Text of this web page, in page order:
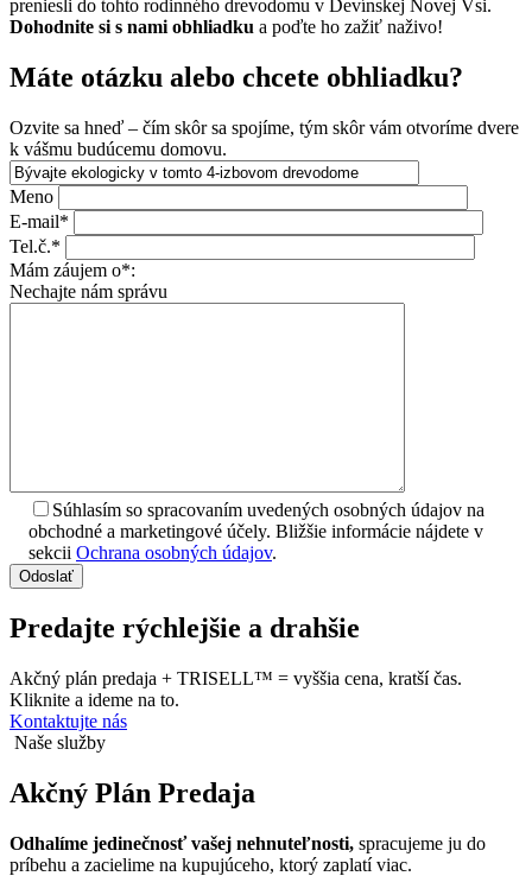
preniesli do tohto rodinného drevodomu v Devínskej Novej Vsi.
Dohodnite si s nami obhliadku a poďte ho zažiť naživo!
Máte otázku alebo chcete obhliadku?
Ozvite sa hneď – čím skôr sa spojíme, tým skôr vám otvoríme dvere
k vášmu budúcemu domovu.
Meno
E-mail*
Tel.č.*
Mám záujem o*:
Nechajte nám správu
Súhlasím so spracovaním uvedených osobných údajov na
obchodné a marketingové účely. Bližšie informácie nájdete v
sekcii Ochrana osobných údajov.
Odoslať
Predajte rýchlejšie a drahšie
Akčný plán predaja + TRISELL™ = vyššia cena, kratší čas.
Kliknite a ideme na to.
Kontaktujte nás
Naše služby
Akčný Plán Predaja
Odhalíme jedinečnosť vašej nehnuteľnosti, spracujeme ju do
príbehu a zacielime na kupujúceho, ktorý zaplatí viac.